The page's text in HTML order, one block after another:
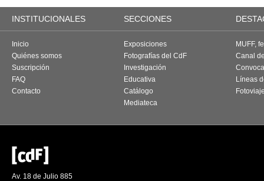
INSTITUCIONALES SECCIONES
Inicio
Quiénes somos
Suscripción
FAQ
Contacto
Exposiciones
Fotografías del CdF
Investigación
Educativa
Catálogo
Mediateca
MUFF,
Canal
Líneas
Av. 18 de Julio 885